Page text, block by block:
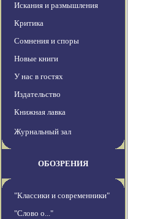
Искания и размышления
Критика
Сомнения и споры
Новые книги
У нас в гостях
Издательство
Книжная лавка
Журнальный зал
ОБОЗРЕНИЯ
"Классики и современники"
"Слово о..."